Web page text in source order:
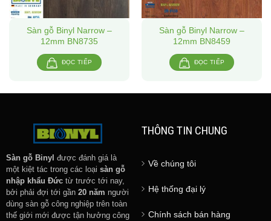
Sàn gỗ Binyl Narrow –
12mm BN8735
ĐỌC TIẾP
Sàn gỗ Binyl Narrow –
12mm BN8459
ĐỌC TIẾP
Sàn gỗ Binyl được đánh giá là
một kiệt tác trong các loại sàn gỗ
nhập khẩu Đứctừ trước tới nay,
bởi phải đợi tới gần 20 năm người
dùng sàn gỗ công nghiệp trên toàn
thế giới mới được tận hưởng công
THÔNG TIN CHUNG
Về chúng tôi
Hệ thống đại lý
Chính sách bán hàng